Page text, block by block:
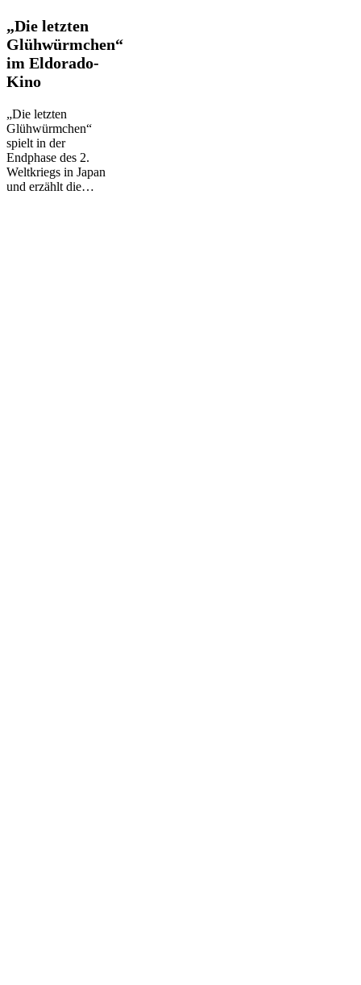
„Die
letzten
Glühwürmchen“
im
Eldorado-
„Die letzten
Glühwürmchen“
im Eldorado-
Kino
„Die letzten
Glühwürmchen“
spielt in der
Endphase des 2.
Weltkriegs in Japan
und erzählt die…